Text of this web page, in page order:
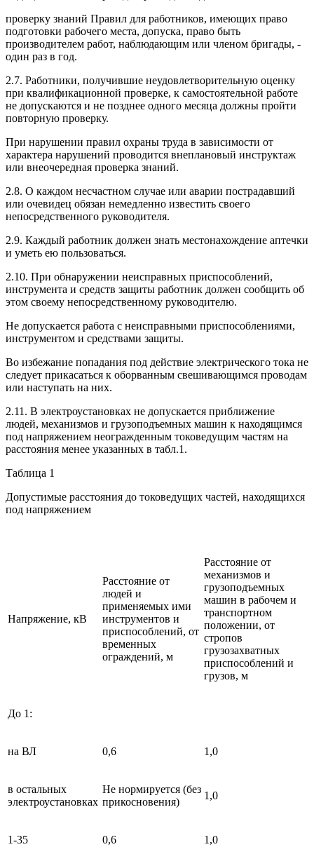
проверку знаний Правил для работников, имеющих право
подготовки рабочего места, допуска, право быть
производителем работ, наблюдающим или членом бригады, -
один раз в год.
2.7. Работники, получившие неудовлетворительную оценку
при квалификационной проверке, к самостоятельной работе
не допускаются и не позднее одного месяца должны пройти
повторную проверку.
При нарушении правил охраны труда в зависимости от
характера нарушений проводится внеплановый инструктаж
или внеочередная проверка знаний.
2.8. О каждом несчастном случае или аварии пострадавший
или очевидец обязан немедленно известить своего
непосредственного руководителя.
2.9. Каждый работник должен знать местонахождение аптечки
и уметь ею пользоваться.
2.10. При обнаружении неисправных приспособлений,
инструмента и средств защиты работник должен сообщить об
этом своему непосредственному руководителю.
Не допускается работа с неисправными приспособлениями,
инструментом и средствами защиты.
Во избежание попадания под действие электрического тока не
следует прикасаться к оборванным свешивающимся проводам
или наступать на них.
2.11. В электроустановках не допускается приближение
людей, механизмов и грузоподъемных машин к находящимся
под напряжением неогражденным токоведущим частям на
расстояния менее указанных в табл.1.
Таблица 1
Допустимые расстояния до токоведущих частей, находящихся
под напряжением
Напряжение, кВ
Расстояние от
людей и
применяемых ими
инструментов и
приспособлений, от
временных
ограждений, м
Расстояние от
механизмов и
грузоподъемных
машин в рабочем и
транспортном
положении, от
стропов
грузозахватных
приспособлений и
грузов, м
До 1:
на ВЛ 0,6 1,0
в остальных
электроустановках
Не нормируется (без
прикосновения)
1,0
1-35 0,6 1,0